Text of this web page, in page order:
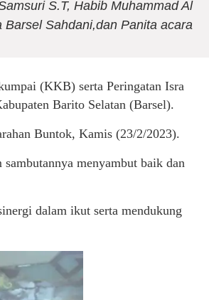
S.T, Habib Muhammad Al
Sahdani,dan Panita acara
(KKB) serta Peringatan Isra
Barito Selatan (Barsel).
Buntok, Kamis (23/2/2023).
menyambut baik dan
dalam ikut serta mendukung